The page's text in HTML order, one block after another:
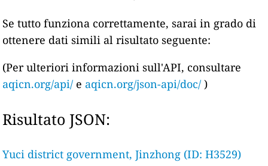
Se tutto funziona correttamente, sarai in grado di
ottenere dati simili al risultato seguente:
(Per ulteriori informazioni sull'API, consultare
aqicn.org/api/ e aqicn.org/json-api/doc/ )
Risultato JSON:
Yuci district government, Jinzhong (ID: H3529)